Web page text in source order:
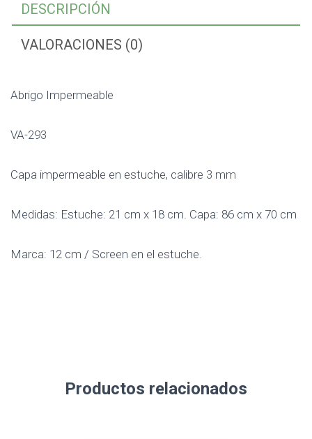
DESCRIPCIÓN
VALORACIONES (0)
Abrigo Impermeable
VA-293
Capa impermeable en estuche, calibre 3 mm
Medidas: Estuche: 21 cm x 18 cm. Capa: 86 cm x 70 cm
Marca: 12 cm / Screen en el estuche.
Productos relacionados